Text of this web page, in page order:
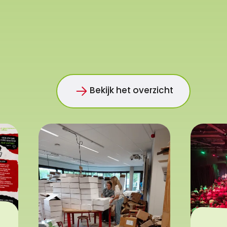
Bekijk het overzicht